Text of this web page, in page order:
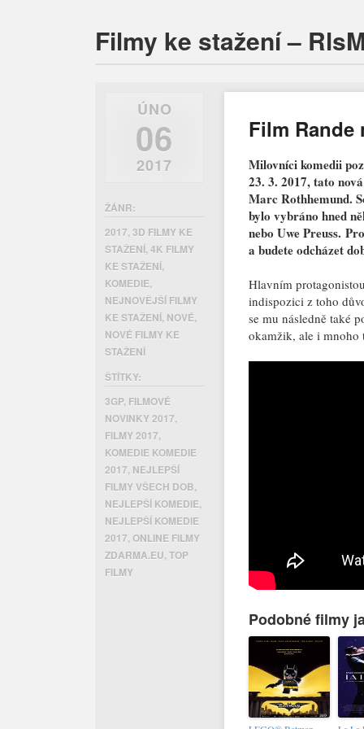
Filmy ke stažení –
Film Rande
Milovníci komedii
23. 3. 2017, tato
Marc Rothhemund.
bylo vybráno hned
nebo Uwe Preuss.
a budete odcházet
Hlavním
indispozici z toho
se mu následně také
okamžik, ale i mnoho
Podobné filmy
ÚNO
06
2017
ŽÁNR:
2017, 3D FILMY KE
STAŽENÍ, 4K FILMY
KE STAŽENÍ,
KOMEDIE,
NEJNOVĚJŠÍ FILMY
KE STAŽENÍ, NOVÉ,
NOVÉ FILMY KE
STAŽENÍ
ŠTÍTKY:
3GP, FILMOVÉ
NOVINKY 2017,
FILMY 2017,
KOMEDIE KOMEDIE
2017, NEJLEPŠÍ
FILMY VŠECH DOB,
NEJLEPŠÍ KOMEDIE,
NEJLEPŠÍ KOMEDIE
2017, ONLINE FILMY
ZDARMA.EU, TOP
FILMY